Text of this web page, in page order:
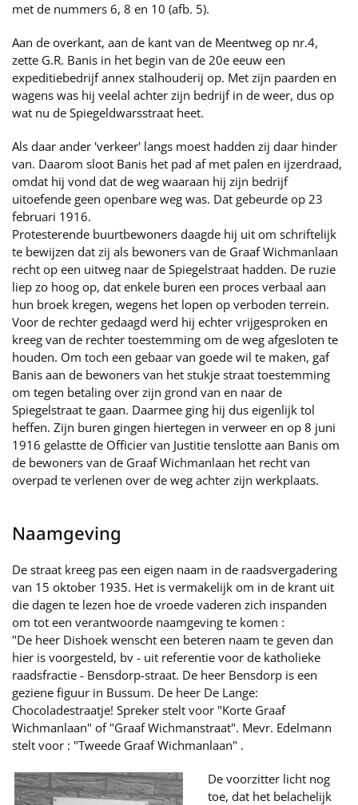
met de nummers 6, 8 en 10 (afb. 5).
Aan de overkant, aan de kant van de Meentweg op nr.4,
zette G.R. Banis in het begin van de 20e eeuw een
expeditiebedrijf annex stalhouderij op. Met zijn paarden en
wagens was hij veelal achter zijn bedrijf in de weer, dus op
wat nu de Spiegeldwarsstraat heet.
Als daar ander 'verkeer' langs moest hadden zij daar hinder
van. Daarom sloot Banis het pad af met palen en ijzerdraad,
omdat hij vond dat de weg waaraan hij zijn bedrijf
uitoefende geen openbare weg was. Dat gebeurde op 23
februari 1916.
Protesterende buurtbewoners daagde hij uit om schriftelijk
te bewijzen dat zij als bewoners van de Graaf Wichmanlaan
recht op een uitweg naar de Spiegelstraat hadden. De ruzie
liep zo hoog op, dat enkele buren een proces verbaal aan
hun broek kregen, wegens het lopen op verboden terrein.
Voor de rechter gedaagd werd hij echter vrijgesproken en
kreeg van de rechter toestemming om de weg afgesloten te
houden. Om toch een gebaar van goede wil te maken, gaf
Banis aan de bewoners van het stukje straat toestemming
om tegen betaling over zijn grond van en naar de
Spiegelstraat te gaan. Daarmee ging hij dus eigenlijk tol
heffen. Zijn buren gingen hiertegen in verweer en op 8 juni
1916 gelastte de Officier van Justitie tenslotte aan Banis om
de bewoners van de Graaf Wichmanlaan het recht van
overpad te verlenen over de weg achter zijn werkplaats.
Naamgeving
De straat kreeg pas een eigen naam in de raadsvergadering
van 15 oktober 1935. Het is vermakelijk om in de krant uit
die dagen te lezen hoe de vroede vaderen zich inspanden
om tot een verantwoorde naamgeving te komen :
"De heer Dishoek wenscht een beteren naam te geven dan
hier is voorgesteld, bv - uit referentie voor de katholieke
raadsfractie - Bensdorp-straat. De heer Bensdorp is een
geziene figuur in Bussum. De heer De Lange:
Chocoladestraatje! Spreker stelt voor "Korte Graaf
Wichmanlaan" of "Graaf Wichmanstraat". Mevr. Edelmann
stelt voor : "Tweede Graaf Wichmanlaan" .
De voorzitter licht nog
toe, dat het belachelijk